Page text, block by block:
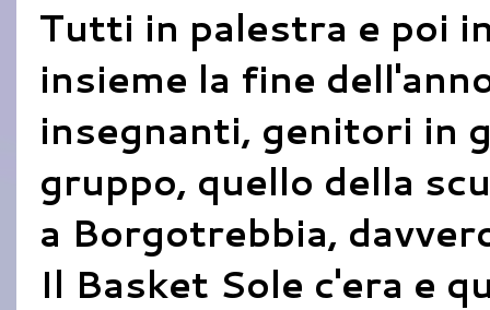
Tutti in palestra e poi
insieme la fine
insegnanti, genitori in
gruppo, quello della
a Borgotrebbia,
Il Basket Sole c'era e